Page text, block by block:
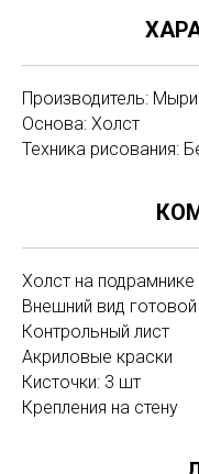
Производитель:
Основа: Холст
Техника рисования:
Холст на подрамнике
Внешний вид готовой
Контрольный лист
Акриловые краски
Кисточки: 3 шт
Крепления на стену